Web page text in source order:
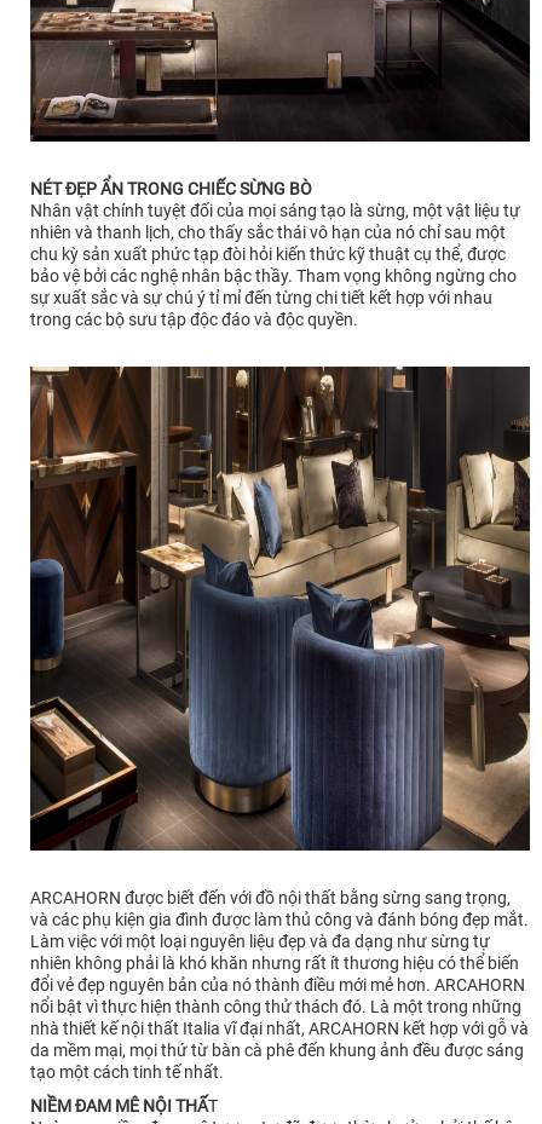
NÉT ĐẸP ẨN TRONG CHIẾC SỪNG BÒ
Nhân vật chính tuyệt đối của mọi sáng tạo là sừng, một vật liệu tự
nhiên và thanh lịch, cho thấy sắc thái vô hạn của nó chỉ sau một
chu kỳ sản xuất phức tạp đòi hỏi kiến ​​thức kỹ thuật cụ thể, được
bảo vệ bởi các nghệ nhân bậc thầy. Tham vọng không ngừng cho
sự xuất sắc và sự chú ý tỉ mỉ đến từng chi tiết kết hợp với nhau
trong các bộ sưu tập độc đáo và độc quyền.
ARCAHORN được biết đến với đồ nội thất bằng sừng sang trọng,
và các phụ kiện gia đình được làm thủ công và đánh bóng đẹp mắt.
Làm việc với một loại nguyên liệu đẹp và đa dạng như sừng tự
nhiên không phải là khó khăn nhưng rất ít thương hiệu có thể biến
đổi vẻ đẹp nguyên bản của nó thành điều mới mẻ hơn. ARCAHORN
nổi bật vì thực hiện thành công thử thách đó. Là một trong những
nhà thiết kế nội thất Italia vĩ đại nhất, ARCAHORN kết hợp với gỗ và
da mềm mại, mọi thứ từ bàn cà phê đến khung ảnh đều được sáng
tạo một cách tinh tế nhất.
NIỀM ĐAM MÊ NỘI THẤT